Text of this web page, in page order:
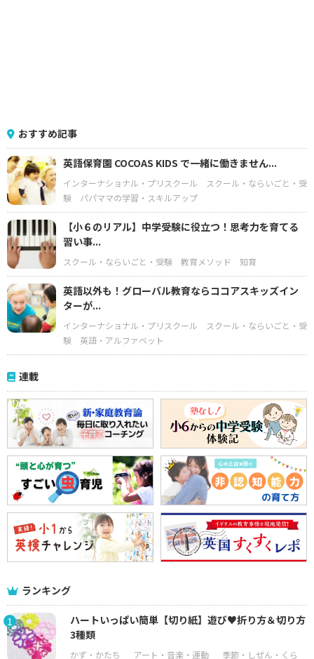
おすすめ記事
英語保育園 COCOAS KIDS で一緒に働きません...
インターナショナル・プリスクール
スクール・ならいごと・受
験
パパママの学習・スキルアップ
【小６のリアル】中学受験に役立つ！思考力を育てる
習い事...
スクール・ならいごと・受験 教育メソッド 知育
英語以外も！グローバル教育ならココアスキッズイン
ターが...
インターナショナル・プリスクール
スクール・ならいごと・受
験
英語・アルファベット
連載
ランキング
1
ハートいっぱい簡単【切り紙】遊び♥折り方＆切り方
3種類